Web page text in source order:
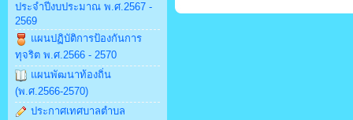
ประจำปีงบประมาณ พ.ศ.2567 -
2569
แผนปฏิบัติการป้องกันการ
ทุจริต พ.ศ.2566 - 2570
แผนพัฒนาท้องถิ่น
(พ.ศ.2566-2570)
ประกาศเทศบาลตำบล